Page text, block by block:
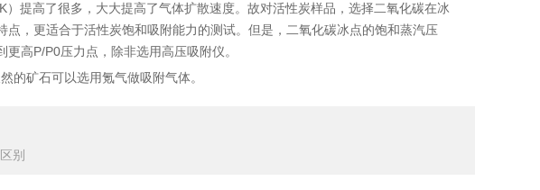
）提高了很多，大大提高了气体扩散速度。故对活性炭样品，选择二氧化碳在冰
，更适合于活性炭饱和吸附能力的测试。但是，二氧化碳冰点的饱和蒸汽压
高P/P0压力点，除非选用高压吸附仪。
矿石可以选用氪气做吸附气体。
别